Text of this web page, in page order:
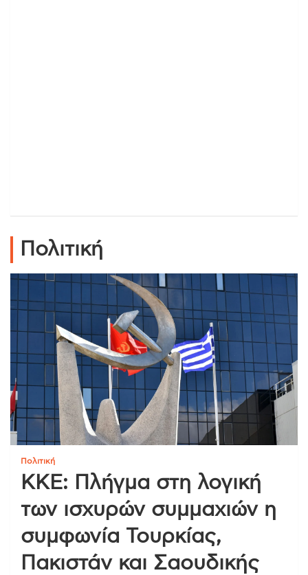
Πολιτική
Πολιτική
ΚΚΕ: Πλήγμα στη λογική
των ισχυρών συμμαχιών η
συμφωνία Τουρκίας,
Πακιστάν και Σαουδικής